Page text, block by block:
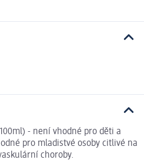
- není vhodné pro děti a
pro mladistvé osoby citlivé na
choroby.